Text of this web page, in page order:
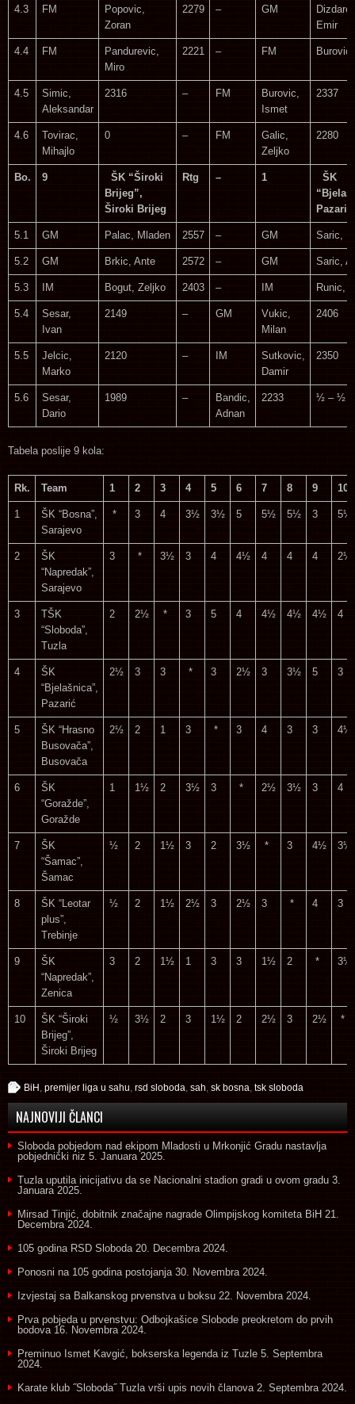
4.3 FM
Popovic,
Zoran
2279 – GM
Emir
4.4 FM
Pandurevic,
Miro
2221 – FM
4.5
Simic,
Aleksandar
2316 – FM
Burovic,
Ismet
2337
4.6
Tovirac,
Mihajlo
0 – FM
Galic,
Zeljko
2280
Bo. 9
ŠK “Široki
Brijeg”,
Široki Brijeg
Rtg – 1
ŠK
Pazarić
5.1 GM Palac, Mladen 2557 – GM Saric,
5.2 GM Brkic, Ante 2572 – GM Saric,
5.3 IM Bogut, Zeljko 2403 – IM Runic,
5.4
Sesar,
Ivan
2149 – GM
Vukic,
Milan
2406
5.5
Jelcic,
Marko
2120 – IM
Sutkovic,
Damir
2350
5.6
Sesar,
Dario
1989 –
Bandic,
Adnan
2233 ½ – ½
Tabela poslije 9 kola:
Rk. Team 1 2 3 4 5 6 7 8 9 10
1
ŠK “Bosna”,
Sarajevo
* 3 4 3½ 3½ 5 5½ 5½ 3 5½
2
ŠK
“Napredak”,
Sarajevo
3 * 3½ 3 4 4½ 4 4 4 2½
3
TŠK
“Sloboda”,
Tuzla
2 2½ * 3 5 4 4½ 4½ 4½ 4
4
ŠK
“Bjelašnica”,
Pazarić
2½ 3 3 * 3 2½ 3 3½ 5 3
5
ŠK “Hrasno
Busovača”,
Busovača
2½ 2 1 3 * 3 4 3 3 4½
6
ŠK
“Goražde”,
Goražde
1 1½ 2 3½ 3 * 2½ 3½ 3 4
7
ŠK
“Šamac”,
Šamac
½ 2 1½ 3 2 3½ * 3 4½ 3½
8
ŠK “Leotar
plus”,
Trebinje
½ 2 1½ 2½ 3 2½ 3 * 4 3
9
ŠK
“Napredak”,
Zenica
3 2 1½ 1 3 3 1½ 2 * 3½
10
ŠK “Široki
Brijeg”,
Široki Brijeg
½ 3½ 2 3 1½ 2 2½ 3 2½ *
BiH premijer liga u sahu rsd sloboda sah sk bosna tsk sloboda
NAJNOVIJI ČLANCI
Sloboda pobjedom nad ekipom Mladosti u Mrkonjić Gradu nastavlja
pobjednički niz 5. Januara 2025.
Tuzla uputila inicijativu da se Nacionalni stadion gradi u ovom gradu 3.
Januara 2025.
Mirsad Tinjić, dobitnik značajne nagrade Olimpijskog komiteta BiH 21.
Decembra 2024.
105 godina RSD Sloboda 20. Decembra 2024.
Ponosni na 105 godina postojanja 30. Novembra 2024.
Izvjestaj sa Balkanskog prvenstva u boksu 22. Novembra 2024.
Prva pobjeda u prvenstvu: Odbojkašice Slobode preokretom do prvih
bodova 16. Novembra 2024.
Preminuo Ismet Kavgić, bokserska legenda iz Tuzle 5. Septembra
2024.
Karate klub ˝Sloboda˝ Tuzla vrši upis novih članova 2. Septembra 2024.